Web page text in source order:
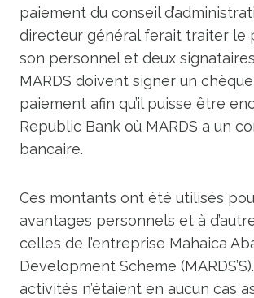
paiement du conseil
directeur général ferait traiter le
son personnel et deux
MARDS doivent signer un
paiement afin qu’il puisse être
Republic Bank où MARDS a un
bancaire.
Ces montants ont été utilisés
avantages personnels et à
celles de l’entreprise Mahaica
Development Scheme
activités n’étaient en aucun cas